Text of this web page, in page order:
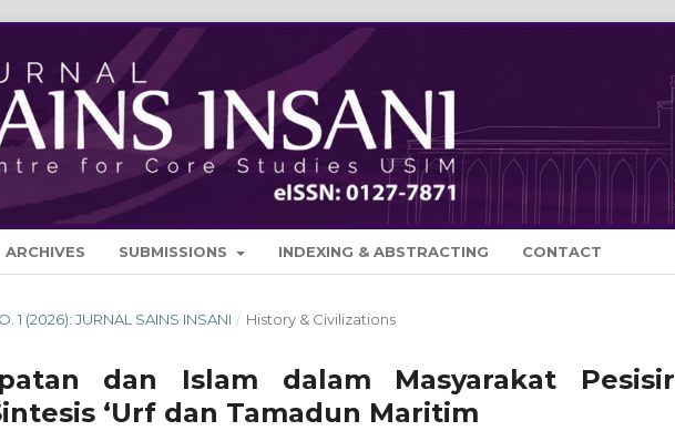
ARCHIVES SUBMISSIONS INDEXING & ABSTRACTING CONTACT
1 (2026): JURNAL SAINS INSANI / History & Civilizations
dan Islam dalam Masyarakat Pesisir
‘Urf dan Tamadun Maritim